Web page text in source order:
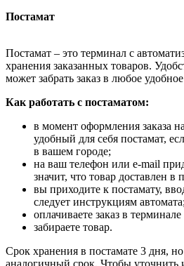
Постамат
Постамат – это терминал с
хранения заказанных товаров.
может забрать заказ в любое
Как работать с постаматом:
в момент оформления заказа
удобный для себя постамат,
в вашем городе;
на ваш телефон или e-mail
значит, что товар доставлен в
вы приходите к постамату,
следует инструкциям автомата;
оплачиваете заказ в
забираете товар.
Срок хранения в постамате 3 дня,
аналогичный срок. Чтобы